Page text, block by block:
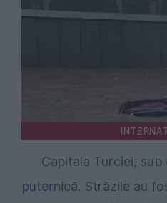
Capitala Turciei,
puternică. Străzile au